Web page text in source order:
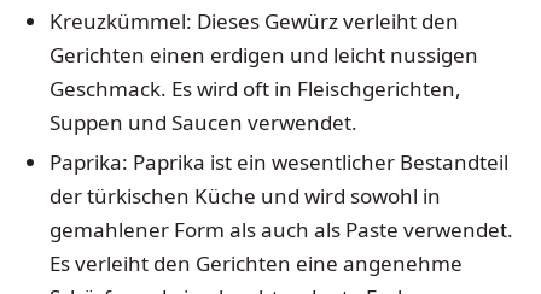
Kreuzkümmel: Dieses Gewürz verleiht den
Gerichten einen erdigen und leicht nussigen
Geschmack. Es wird oft in Fleischgerichten,
Suppen und Saucen verwendet.
Paprika: Paprika ist ein wesentlicher Bestandteil
der türkischen Küche und wird sowohl in
gemahlener Form als auch als Paste verwendet.
Es verleiht den Gerichten eine angenehme